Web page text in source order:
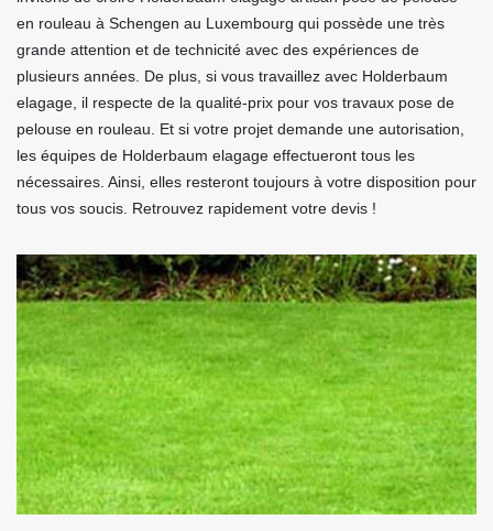
en rouleau à Schengen au Luxembourg qui possède une très
grande attention et de technicité avec des expériences de
plusieurs années. De plus, si vous travaillez avec Holderbaum
elagage, il respecte de la qualité-prix pour vos travaux pose de
pelouse en rouleau. Et si votre projet demande une autorisation,
les équipes de Holderbaum elagage effectueront tous les
nécessaires. Ainsi, elles resteront toujours à votre disposition pour
tous vos soucis. Retrouvez rapidement votre devis !